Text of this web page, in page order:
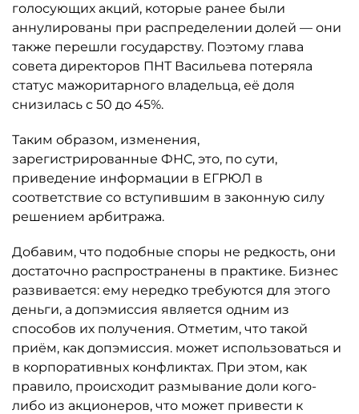
голосующих акций, которые ранее были
аннулированы при распределении долей — они
также перешли государству. Поэтому глава
совета директоров ПНТ Васильева потеряла
статус мажоритарного владельца, её доля
снизилась с 50 до 45%.
Таким образом, изменения,
зарегистрированные ФНС, это, по сути,
приведение информации в ЕГРЮЛ в
соответствие со вступившим в законную силу
решением арбитража.
Добавим, что подобные споры не редкость, они
достаточно распространены в практике. Бизнес
развивается: ему нередко требуются для этого
деньги, а допэмиссия является одним из
способов их получения. Отметим, что такой
приём, как допэмиссия. может использоваться и
в корпоративных конфликтах. При этом, как
правило, происходит размывание доли кого-
либо из акционеров, что может привести к